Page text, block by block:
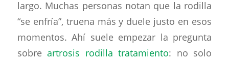
largo. Muchas personas notan que la rodilla
“se enfría”, truena más y duele justo en esos
momentos. Ahí suele empezar la pregunta
sobreartrosis rodilla tratamiento: no solo